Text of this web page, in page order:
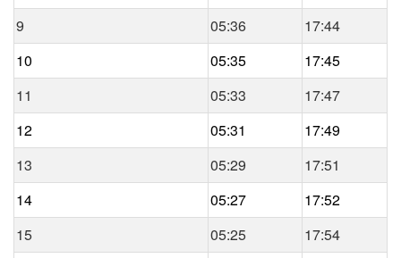
9
05:36
17:44
10
05:35
17:45
11
05:33
17:47
12
05:31
17:49
13
05:29
17:51
14
05:27
17:52
15
05:25
17:54